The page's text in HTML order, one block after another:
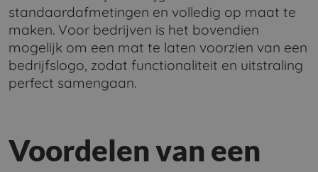
standaardafmetingen en volledig op maat te
maken. Voor bedrijven is het bovendien
mogelijk om een mat te laten voorzien van een
bedrijfslogo, zodat functionaliteit en uitstraling
perfect samengaan.
Voordelen van een